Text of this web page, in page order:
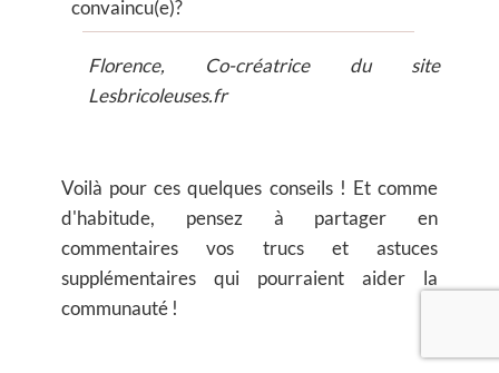
convaincu(e)?
Florence​​, Co-créatrice du site
Lesbricoleuses.fr
Voilà pour ces quelques conseils ! Et comme
d'habitude, pensez à partager en
commentaires vos trucs et astuces
supplémentaires qui pourraient aider la
communauté !